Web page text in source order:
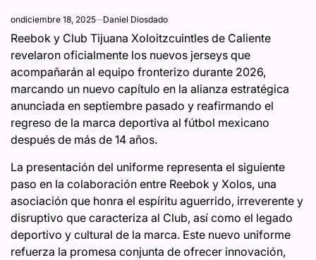
ondiciembre 18, 2025 Daniel Diosdado
Reebok y Club Tijuana Xoloitzcuintles de Caliente
revelaron oficialmente los nuevos jerseys que
acompañarán al equipo fronterizo durante 2026,
marcando un nuevo capítulo en la alianza estratégica
anunciada en septiembre pasado y reafirmando el
regreso de la marca deportiva al fútbol mexicano
después de más de 14 años.
La presentación del uniforme representa el siguiente
paso en la colaboración entre Reebok y Xolos, una
asociación que honra el espíritu aguerrido, irreverente y
disruptivo que caracteriza al Club, así como el legado
deportivo y cultural de la marca. Este nuevo uniforme
refuerza la promesa conjunta de ofrecer innovación,